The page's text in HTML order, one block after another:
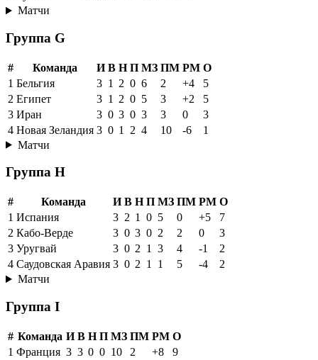
Матчи
Группа G
# Команда И В Н П МЗ ПМ РМ О
1 Бельгия 3 1 2 0 6 2 +4
5
2 Египет 3 1 2 0 5 3 +2
5
3 Иран 3 0 3 0 3 3 0
3
4 Новая Зеландия 3 0 1 2 4 10 -6
1
Матчи
Группа H
# Команда И В Н П МЗ ПМ РМ О
1 Испания 3 2 1 0 5 0 +5
7
2 Кабо-Верде 3 0 3 0 2 2 0
3
3 Уругвай 3 0 2 1 3 4 -1
2
4 Саудовская Аравия 3 0 2 1 1 5 -4
2
Матчи
Группа I
# Команда И В Н П МЗ ПМ РМ О
1 Франция 3 3 0 0 10 2 +8
9